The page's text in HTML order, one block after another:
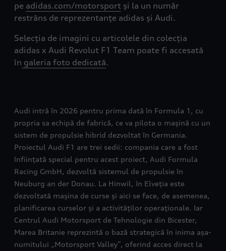
pe adidas.com/motorsport și la un număr
restrâns de reprezentanțe adidas și Audi.
Selecția de imagini cu articolele din colecția
adidas x Audi Revolut F1 Team poate fi accesată
în galeria foto dedicată.
Audi intră în 2026 pentru prima dată în Formula 1, cu
propria sa echipă de fabrică, ce va pilota o mașină cu un
sistem de propulsie hibrid dezvoltat în Germania.
Proiectul Audi F1 are trei sedii: compania care a fost
înființată special pentru acest proiect, Audi Formula
Racing GmbH, dezvoltă sistemul de propulsie în
Neuburg an der Donau. La Hinwil, în Elveția este
dezvoltată mașina de curse și aici se face, de asemenea,
planificarea curselor și a activităților operaționale. Iar
Centrul Audi Motorsport de Tehnologie din Bicester,
Marea Britanie reprezintă o bază strategică în inima așa-
numitului „Motorsport Valley”, oferind acces direct la